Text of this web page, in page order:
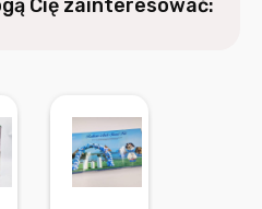
Cię zainteresować: